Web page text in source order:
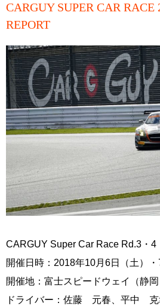
CARGUY SUPER CAR RACE
REPORT
CARGUY Super Car Race Rd.3・4
開催日時：2018年10月6日（土）・
開催地：富士スピードウェイ（静岡
ドライバー：佐藤 元春、平中 克